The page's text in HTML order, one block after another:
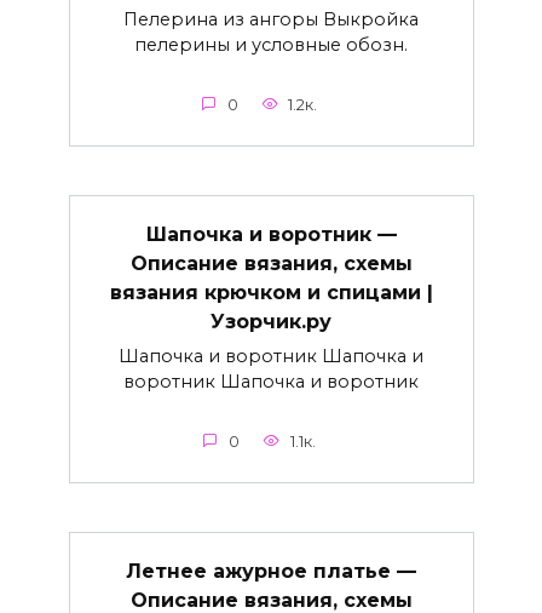
Пелерина из ангоры Выкройка
пелерины и условные обозн.
0 1.2к.
Шапочка и воротник —
Описание вязания, схемы
вязания крючком и спицами |
Узорчик.ру
Шапочка и воротник Шапочка и
воротник Шапочка и воротник
0 1.1к.
Летнее ажурное платье —
Описание вязания, схемы